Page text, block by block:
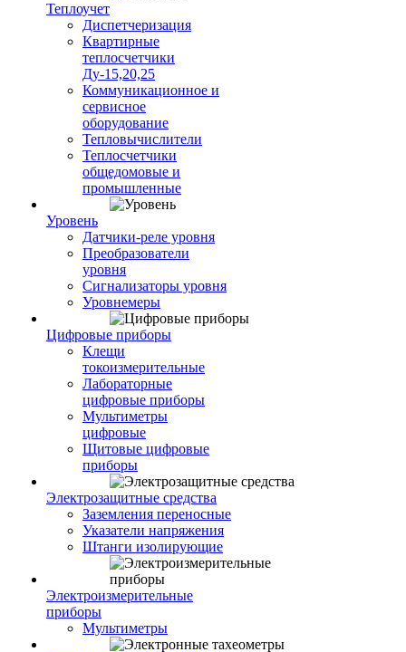
Теплоучет
Диспетчеризация
Квартирные
теплосчетчики
Ду-15,20,25
Коммуникационное и
сервисное
оборудование
Тепловычислители
Теплосчетчики
общедомовые и
промышленные
Уровень
Датчики-реле уровня
Преобразователи
уровня
Сигнализаторы уровня
Уровнемеры
Цифровые приборы
Клещи
токоизмерительные
Лабораторные
цифровые приборы
Мультиметры
цифровые
Щитовые цифровые
приборы
Электрозащитные средства
Заземления переносные
Указатели напряжения
Штанги изолирующие
Электроизмерительные
приборы
Мультиметры